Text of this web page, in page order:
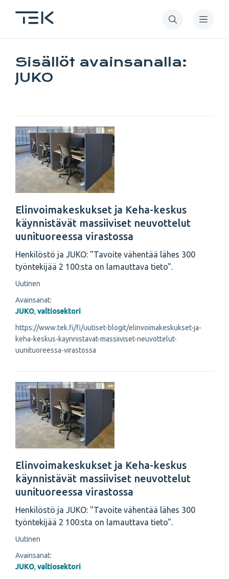
pääsisältöön
Sisällöt avainsanalla:
JUKO
Elinvoimakeskukset ja Keha-keskus
käynnistävät massiiviset neuvottelut
uunituoreessa virastossa
Henkilöstö ja JUKO: "Tavoite vähentää lähes 300
työntekijää 2 100:sta on lamauttava tieto".
Uutinen
Avainsanat:
JUKO, valtiosektori
https://www.tek.fi/fi/uutiset-blogit/elinvoimakeskukset-ja-
keha-keskus-kaynnistavat-massiiviset-neuvottelut-
uunituoreessa-virastossa
Elinvoimakeskukset ja Keha-keskus
käynnistävät massiiviset neuvottelut
uunituoreessa virastossa
Henkilöstö ja JUKO: "Tavoite vähentää lähes 300
työntekijää 2 100:sta on lamauttava tieto".
Uutinen
Avainsanat:
JUKO, valtiosektori